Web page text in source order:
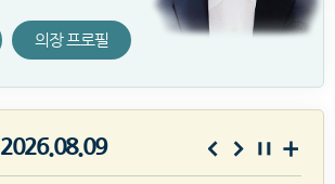
의장 프로필
2026.08.09